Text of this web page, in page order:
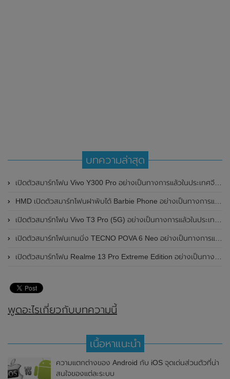
บทความล่าสุด
เปิดตัวสมาร์ทโฟน Vivo Y300 Pro อย่างเป็นทางการแล้วในประเทศจีน มาพร้อมดีไซน์พรีเมี่ยม ทนทาน และแบตเตอรี่สุดอึดขนาดใหญ่ 6,500mAh พร้อมรองรับการชาร์จไว 80W
HMD เปิดตัวสมาร์ทโฟนฝาพับได้ Barbie Phone อย่างเป็นทางการแล้ว มาพร้อมธีมสีชมพูสดใส
เปิดตัวสมาร์ทโฟน Vivo T3 Pro (5G) อย่างเป็นทางการแล้วในประเทศอินเดีย
เปิดตัวสมาร์ทโฟนเกมมิ่ง TECNO POVA 6 Neo อย่างเป็นทางการแล้วในประเทศไทย ในราคา 8,499 บาท
เปิดตัวสมาร์ทโฟน Realme 13 Pro Extreme Edition อย่างเป็นทางการแล้วในประเทศจีน
พูดอะไรเกี่ยวกับบทความนี้
เนื้อหาแนะนำ
ความแตกต่างของ Android กับ iOS จุดเด่นส่วนตัวที่น่า
สนใจของแต่ละระบบ